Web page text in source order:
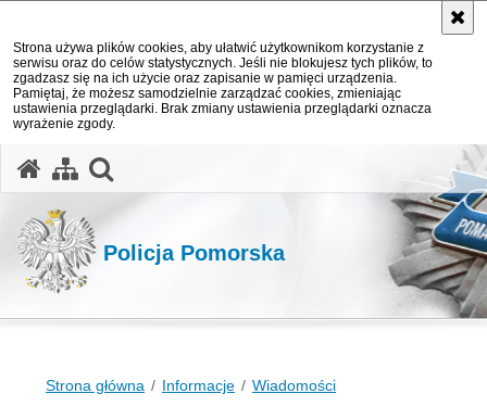
Strona używa plików cookies, aby ułatwić użytkownikom korzystanie z
serwisu oraz do celów statystycznych. Jeśli nie blokujesz tych plików, to
zgadzasz się na ich użycie oraz zapisanie w pamięci urządzenia.
Pamiętaj, że możesz samodzielnie zarządzać cookies, zmieniając
ustawienia przeglądarki. Brak zmiany ustawienia przeglądarki oznacza
wyrażenie zgody.
Policja Pomorska
Strona główna Informacje Wiadomości